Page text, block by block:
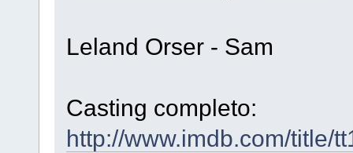
Leland Orser - Sam
Casting completo:
http://www.imdb.com/title/